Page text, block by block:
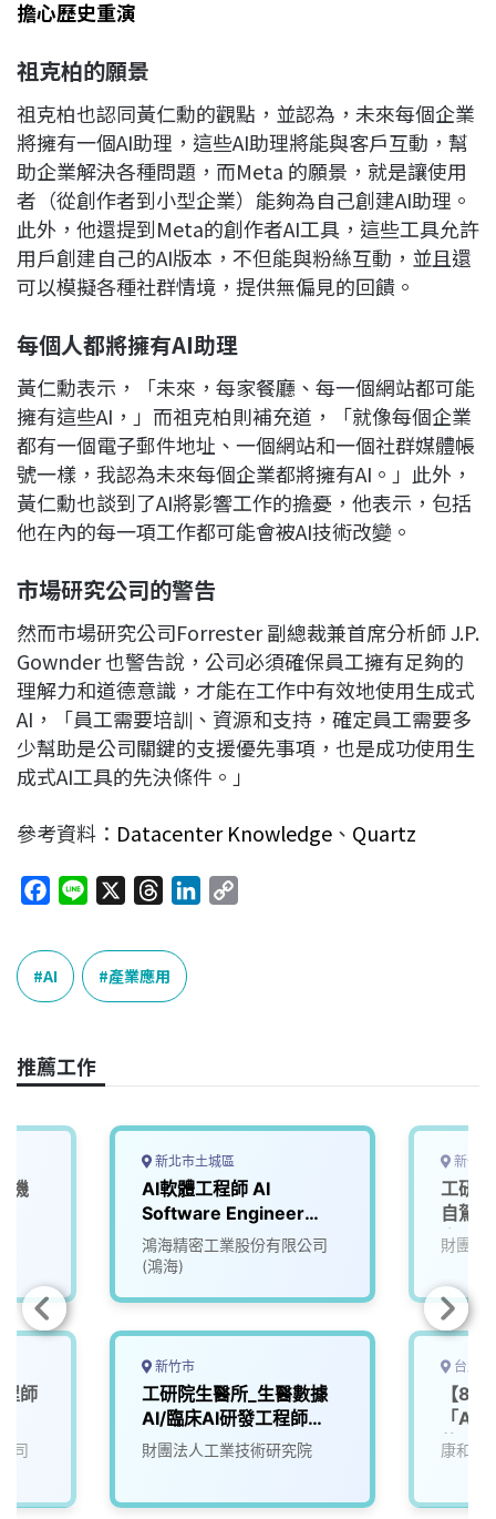
擔心歷史重演
祖克柏的願景
祖克柏也認同黃仁勳的觀點，並認為，未來每個企業
將擁有一個AI助理，這些AI助理將能與客戶互動，幫
助企業解決各種問題，而Meta 的願景，就是讓使用
者（從創作者到小型企業）能夠為自己創建AI助理。
此外，他還提到Meta的創作者AI工具，這些工具允許
用戶創建自己的AI版本，不但能與粉絲互動，並且還
可以模擬各種社群情境，提供無偏見的回饋。
每個人都將擁有AI助理
黃仁勳表示，「未來，每家餐廳、每一個網站都可能
擁有這些AI，」而祖克柏則補充道，「就像每個企業
都有一個電子郵件地址、一個網站和一個社群媒體帳
號一樣，我認為未來每個企業都將擁有AI。」此外，
黃仁勳也談到了AI將影響工作的擔憂，他表示，包括
他在內的每一項工作都可能會被AI技術改變。
市場研究公司的警告
然而市場研究公司Forrester 副總裁兼首席分析師 J.P.
Gownder 也警告說，公司必須確保員工擁有足夠的
理解力和道德意識，才能在工作中有效地使用生成式
AI，「員工需要培訓、資源和支持，確定員工需要多
少幫助是公司關鍵的支援優先事項，也是成功使用生
成式AI工具的先決條件。」
參考資料： Datacenter Knowledge 、 Quartz
c
e
b
o
k
n
r
e
a
n
k
AI 產業應用
推薦工作
機
師
司
新北市土城區
AI軟體工程師 AI
Software Engineer
(Data Science & AI
Team)
鴻海精密工業股份有限公司
(鴻海)
新竹市
工研院生醫所_生醫數據
AI/臨床AI研發工程師
(D100)
財團法人工業技術研究院
新竹
工研
自駕
人、
財團法
台北
【8/
「AI
軟體
康和綜